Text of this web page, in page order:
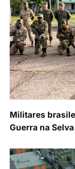
Militares
Guerra na